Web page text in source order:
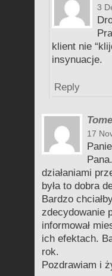
3
klient nie
insynuacje.
Reply
17
działaniami
była to dobra
Bardzo
zdecydowanie
informował
ich efektach.
rok.
Pozdrawiam i